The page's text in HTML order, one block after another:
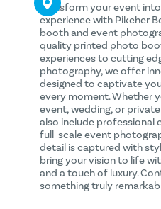
Transform your event
experience with Pikcher
booth and event
quality printed photo
experiences to cutting
photography, we offer
designed to captivate
every moment. Whether
event, wedding, or
also include professional
full-scale event
detail is captured with
bring your vision to life
and a touch of luxury.
something truly